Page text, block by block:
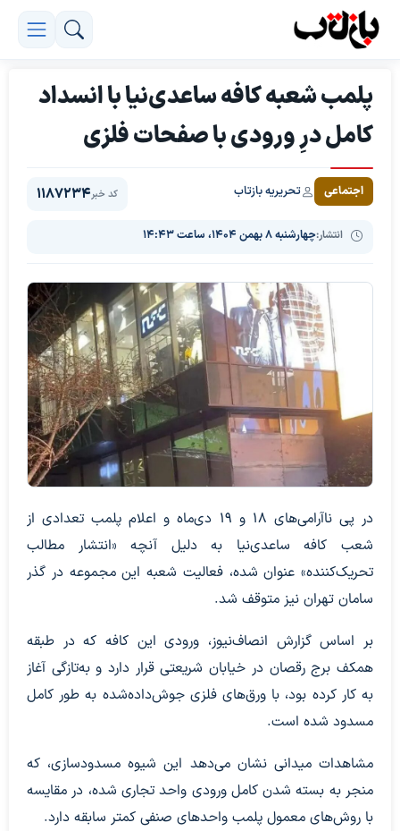
پلمب شعبه کافه ساعدی‌نیا با انسداد
کامل درِ ورودی با صفحات فلزی
اجتماعی تحریریه بازتاب
انتشار:چهارشنبه ۸ بهمن ۱۴۰۴، ساعت ۱۴:۴۳
کد خبر1187234
در پی ناآرامی‌های ۱۸ و ۱۹ دی‌ماه و اعلام پلمب تعدادی از
شعب کافه ساعدی‌نیا به دلیل آنچه «انتشار مطالب
تحریک‌کننده» عنوان شده، فعالیت شعبه این مجموعه در گذر
سامان تهران نیز متوقف شد.
بر اساس گزارش انصاف‌نیوز، ورودی این کافه که در طبقه
همکف برج رقصان در خیابان شریعتی قرار دارد و به‌تازگی آغاز
به کار کرده بود، با ورق‌های فلزی جوش‌داده‌شده به طور کامل
مسدود شده است.
مشاهدات میدانی نشان می‌دهد این شیوه مسدودسازی، که
منجر به بسته شدن کامل ورودی واحد تجاری شده، در مقایسه
با روش‌های معمول پلمب واحدهای صنفی کمتر سابقه دارد.